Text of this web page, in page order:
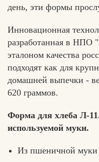
день, эти формы
Инновационная
разработанная в НПО
эталоном качества
подходят как для
домашней выпечки -
620 граммов.
Форма для хлеба Л-
используемой муки.
Из пшеничной муки